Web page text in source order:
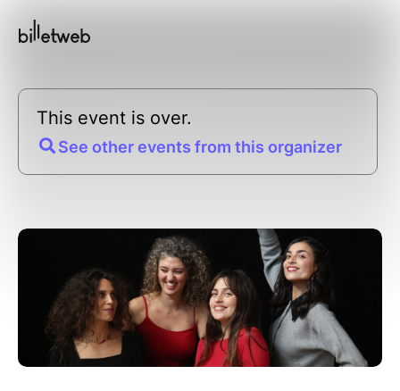
This event is over.
See other events from this organizer